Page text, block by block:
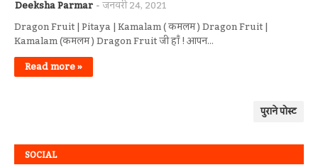
Deeksha Parmar जनवरी 24, 2021
Dragon Fruit | Pitaya | Kamalam ( कमलम ) Dragon Fruit |
Kamalam (कमलम ) Dragon Fruit जी हाँ ! आपन…
Read more »
पुराने पोस्ट
SOCIAL